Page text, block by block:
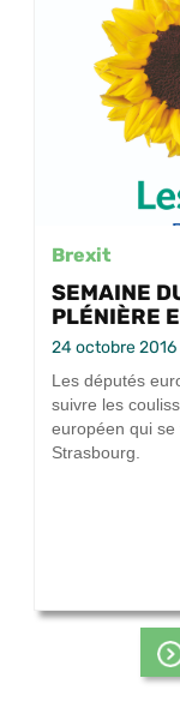
Brexit
SEMAINE
PLÉNIÈRE
24 octobre 2016
Les députés
suivre les
européen qui
Strasbourg.